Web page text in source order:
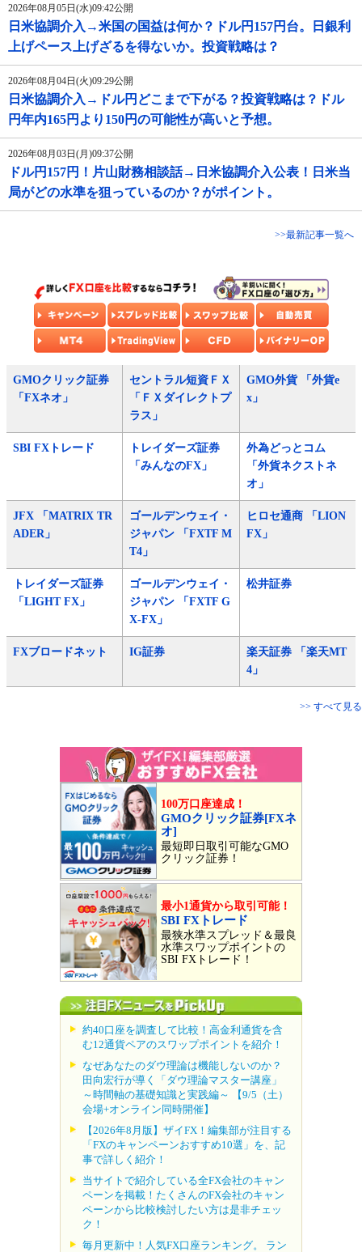
2026年08月05日(水)09:42公開
日米協調介入→米国の国益は何か？ドル円157円台。日銀利
上げペース上げざるを得ないか。投資戦略は？
2026年08月04日(火)09:29公開
日米協調介入→ドル円どこまで下がる？投資戦略は？ドル
円年内165円より150円の可能性が高いと予想。
2026年08月03日(月)09:37公開
ドル円157円！片山財務相談話→日米協調介入公表！日米当
局がどの水準を狙っているのか？がポイント。
>>最新記事一覧へ
GMOクリック証券
「FXネオ」
セントラル短資ＦＸ
「ＦＸダイレクトプ
ラス」
GMO外貨 「外貨e
x」
SBI FXトレード
トレイダーズ証券
「みんなのFX」
外為どっとコム
「外貨ネクストネ
オ」
JFX 「MATRIX TR
ADER」
ゴールデンウェイ・
ジャパン 「FXTF M
T4」
ヒロセ通商 「LION
FX」
トレイダーズ証券
「LIGHT FX」
ゴールデンウェイ・
ジャパン 「FXTF G
X-FX」
松井証券
FXブロードネット IG証券
楽天証券 「楽天MT
4」
>> すべて見る
100万口座達成！
GMOクリック証券[FXネ
オ]
最短即日取引可能なGMO
クリック証券！
最小1通貨から取引可能！
SBI FXトレード
最狭水準スプレッド＆最良
水準スワップポイントの
SBI FXトレード！
約40口座を調査して比較！高金利通貨を含
む12通貨ペアのスワップポイントを紹介！
なぜあなたのダウ理論は機能しないのか？
田向宏行が導く「ダウ理論マスター講座」
～時間軸の基礎知識と実践編～ 【9/5（土）
会場+オンライン同時開催】
【2026年8月版】ザイFX！編集部が注目する
「FXのキャンペーンおすすめ10選」を、記
事で詳しく紹介！
当サイトで紹介している全FX会社のキャン
ペーンを掲載！たくさんのFX会社のキャン
ペーンから比較検討したい方は是非チェッ
ク！
毎月更新中！人気FX口座ランキング。 ラン